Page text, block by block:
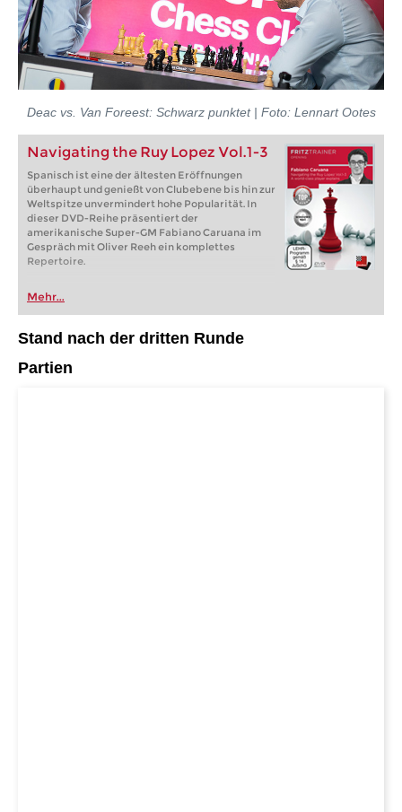
Deac vs. Van Foreest: Schwarz punktet | Foto: Lennart Ootes
Navigating the Ruy Lopez Vol.1-3
Spanisch ist eine der ältesten Eröffnungen
überhaupt und genießt von Clubebene bis hin zur
Weltspitze unvermindert hohe Popularität. In
dieser DVD-Reihe präsentiert der
amerikanische Super-GM Fabiano Caruana im
Gespräch mit Oliver Reeh ein komplettes
Repertoire.
Mehr...
Stand nach der dritten Runde
Partien